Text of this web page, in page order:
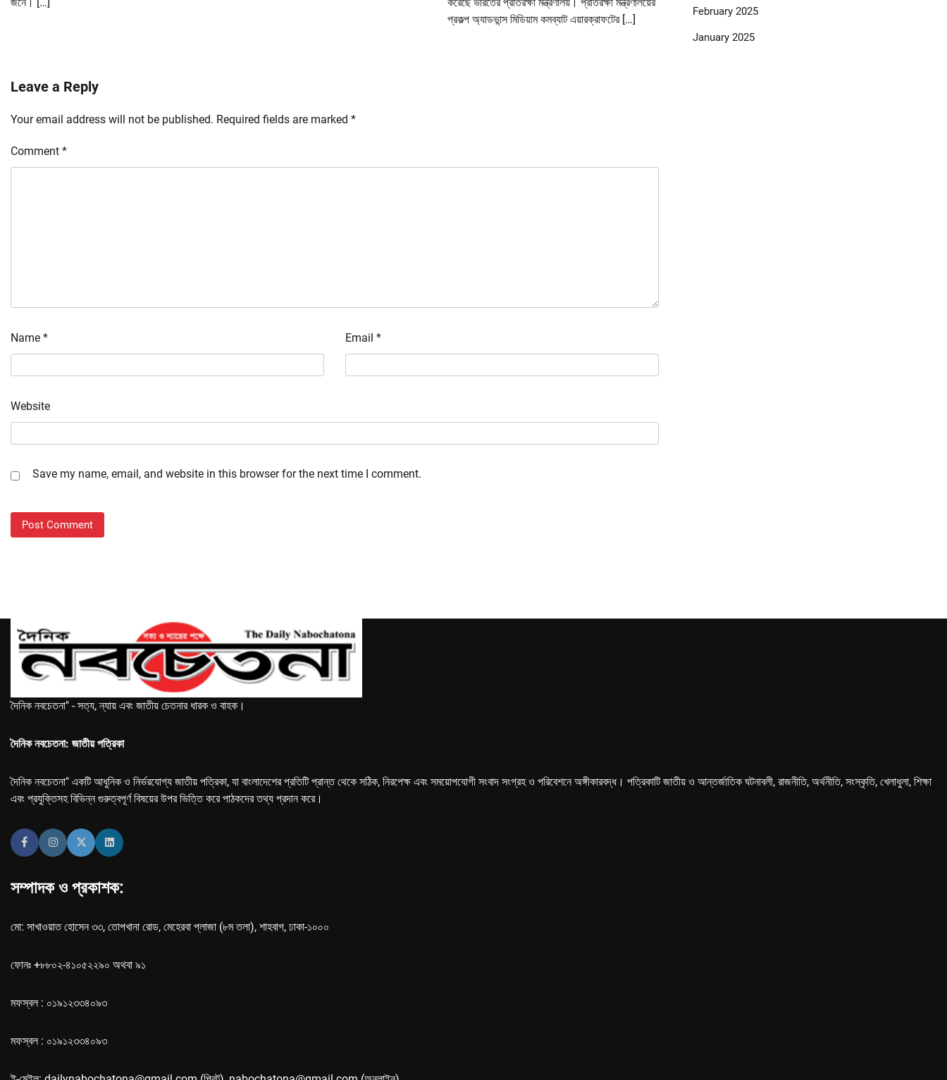
জনে। […]
করেছে ভারতের প্রতিরক্ষা মন্ত্রণালয়। প্রতিরক্ষা মন্ত্রণালয়ের
প্রকল্প অ্যাডভান্স মিডিয়াম কমব্যাট এয়ারক্রাফটের […]
Leave a Reply
Your email address will not be published. Required fields are marked *
Comment *
Name * Email *
Website
Save my name, email, and website in this browser for the next time I comment.
February 2025
January 2025
দৈনিক নবচেতনা" - সত্য, ন্যায় এবং জাতীয় চেতনার ধারক ও বাহক।
দৈনিক নবচেতনা: জাতীয় পত্রিকা
দৈনিক নবচেতনা" একটি আধুনিক ও নির্ভরযোগ্য জাতীয় পত্রিকা, যা বাংলাদেশের প্রতিটি প্রান্ত থেকে সঠিক, নিরপেক্ষ এবং সময়োপযোগী সংবাদ সংগ্রহ ও পরিবেশনে অঙ্গীকারবদ্ধ। পত্রিকাটি জাতীয় ও আন্তর্জাতিক ঘটনাবলী, রাজনীতি, অর্থনীতি, সংস্কৃতি, খেলাধুলা, শিক্ষা
এবং প্রযুক্তিসহ বিভিন্ন গুরুত্বপূর্ণ বিষয়ের উপর ভিত্তি করে পাঠকদের তথ্য প্রদান করে।
সম্পাদক ও প্রকাশক:
মো: সাখাওয়াত হোসেন ৩৩, তোপখানা রোড, মেহেরবা প্লাজা (৮ম তলা), শাহবাগ, ঢাকা-১০০০
ফোনঃ +৮৮০২-৪১০৫২২৯০ অথবা ৯১
মফস্বল : ০১৯১২৩৩৪০৯৩
মফস্বল : ০১৯১২৩৩৪০৯৩